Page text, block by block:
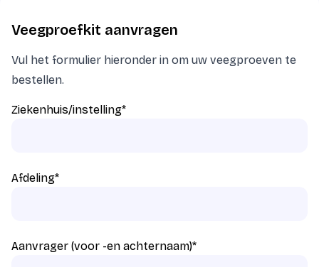
Veegproefkit aanvragen
Vul het formulier hieronder in om uw veegproeven te
bestellen.
Ziekenhuis/instelling*
Afdeling*
Aanvrager (voor -en achternaam)*